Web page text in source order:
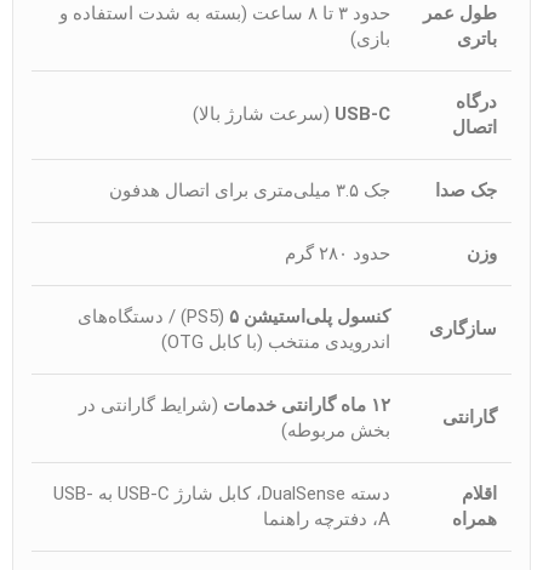
طول عمر
باتری
حدود ۳ تا ۸ ساعت (بسته به شدت استفاده و
بازی)
درگاه
اتصال
USB-C (سرعت شارژ بالا)
جک صدا جک ۳.۵ میلی‌متری برای اتصال هدفون
وزن حدود ۲۸۰ گرم
سازگاری
کنسول پلی‌استیشن ۵
(PS5) / دستگاه‌های
اندرویدی منتخب (با کابل OTG)
گارانتی
۱۲ ماه گارانتی خدمات
(شرایط گارانتی در
بخش مربوطه)
اقلام
همراه
دسته DualSense، کابل شارژ USB-C به USB-
A، دفترچه راهنما